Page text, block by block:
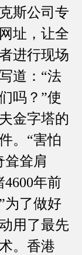
斯公司专
址，让全
进行现场
道：“法
吗？”使
金字塔的
。“害怕
耸耸肩
年前
为了做好
用了最先
。香港